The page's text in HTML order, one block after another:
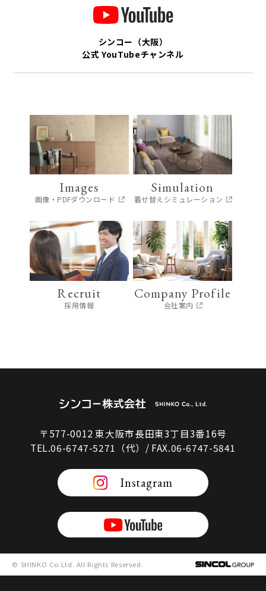
シンコー（大阪）
公式 YouTubeチャンネル
Images
画像・PDFダウンロード
Simulation
着せ替えシミュレーション
Recruit
採用情報
Company Profile
会社案内
〒577-0012 東大阪市長田東3丁目3番16号
TEL.06-6747-5271（代）/ FAX.06-6747-5841
Instagram
© SHINKO Co.Ltd. All Rights Reserved.